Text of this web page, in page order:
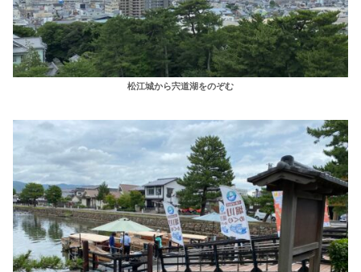
松江城から宍道湖をのぞむ